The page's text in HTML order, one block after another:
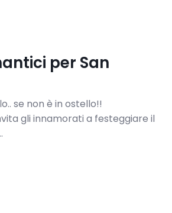
per San
se non è in ostello!!
gli innamorati a festeggiare il